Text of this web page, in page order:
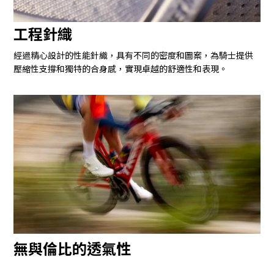
工程針織
經過精心設計的性能針織，具有不同的密度和圖案，為騎士提供
壓縮性支撐和獨特的合身感，實現卓越的舒適性和表現。
無與倫比的透氣性